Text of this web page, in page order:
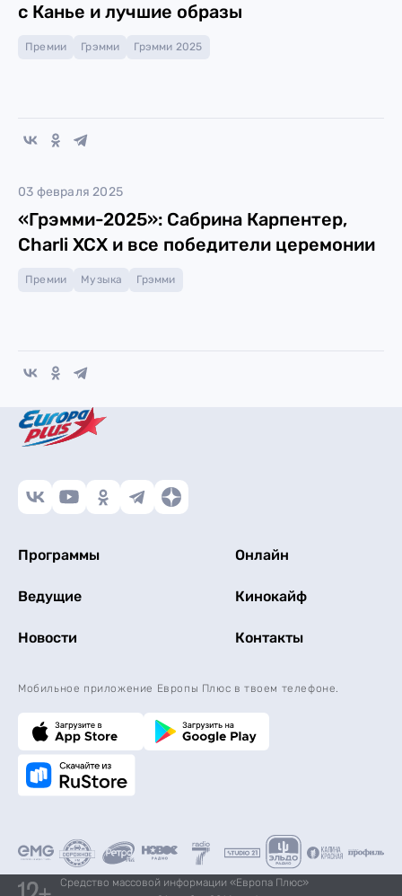
с Канье и лучшие образы
Премии Грэмми Грэмми 2025
03 февраля 2025
«Грэмми-2025»: Сабрина Карпентер,
Charli XCX и все победители церемонии
Премии Музыка Грэмми
Программы Онлайн
Ведущие Кинокайф
Новости Контакты
Мобильное приложение Европы Плюс в твоем телефоне.
Средство массовой информации «Европа Плюс»